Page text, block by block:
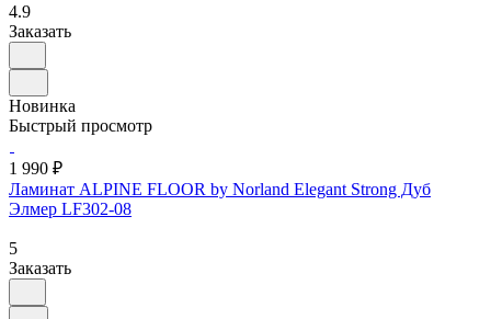
4.9
Заказать
Новинка
Быстрый просмотр
1 990 ₽
Ламинат ALPINE FLOOR by Norland Elegant Strong Дуб
Элмер LF302-08
5
Заказать